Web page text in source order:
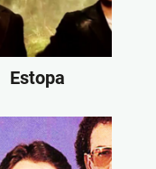
Estopa